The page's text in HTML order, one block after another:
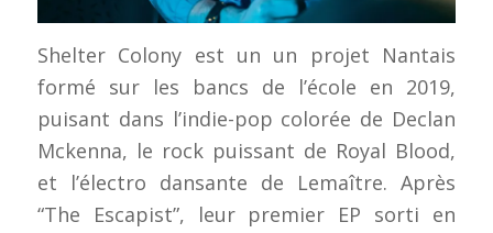
Shelter Colony est un un projet Nantais
formé sur les bancs de l’école en 2019,
puisant dans l’indie-pop colorée de Declan
Mckenna, le rock puissant de Royal Blood,
et l’électro dansante de Lemaître. Après
“The Escapist”, leur premier EP sorti en